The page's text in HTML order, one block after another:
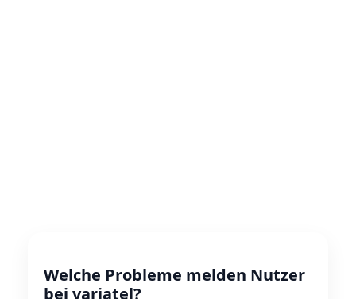
Welche Probleme melden Nutzer
bei variatel?